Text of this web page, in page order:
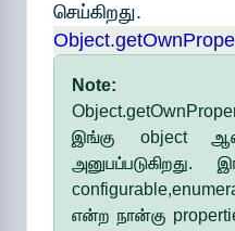
செய்கிறது.
இங்கு object
என்ற நான்கு